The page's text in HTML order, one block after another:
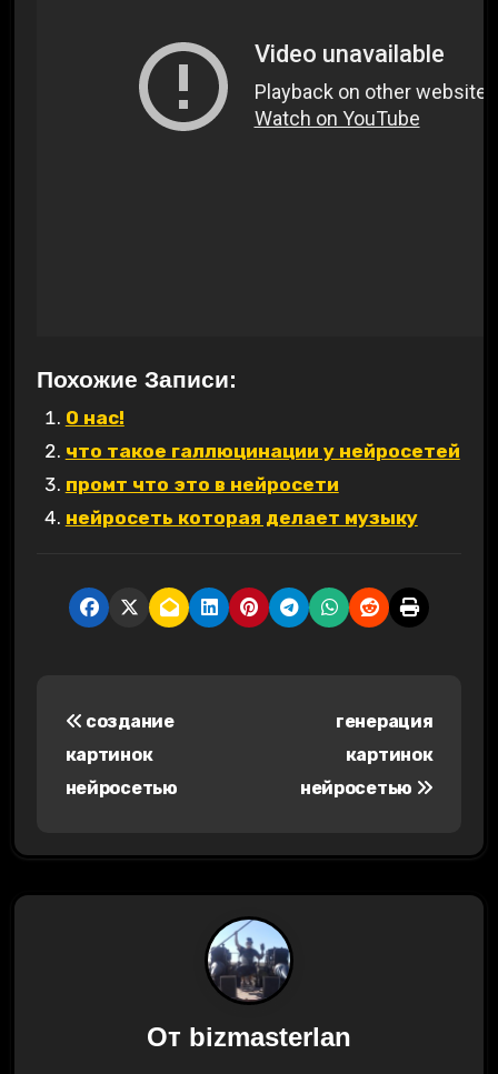
Похожие Записи:
О нас!
что такое галлюцинации у нейросетей
промт что это в нейросети
нейросеть которая делает музыку
создание
картинок
нейросетью
генерация
картинок
нейросетью
От bizmasterlan